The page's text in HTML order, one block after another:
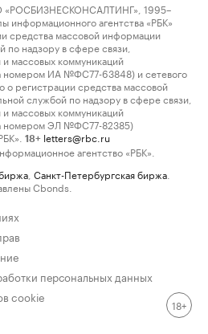
1995–
агентства «РБК»
средства массовой информации
надзору в сфере связи,
массовых коммуникаций
номером ИА №ФС77-63848) и сетевого
о регистрации средства массовой
службой по надзору в сфере связи,
массовых коммуникаций
номером ЭЛ №ФС77-82385)
18+ letters@rbc.ru
агентство «РБК».
Санкт-Петербургская биржа
Cbonds.
персональных данных
cookie
18+